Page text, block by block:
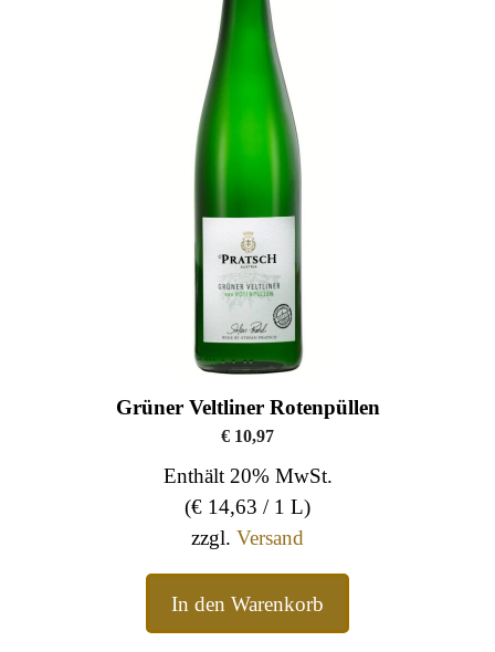
Grüner Veltliner Rotenpüllen
€ 10,97
Enthält 20% MwSt.
(€ 14,63 / 1 L)
zzgl. Versand
In den Warenkorb